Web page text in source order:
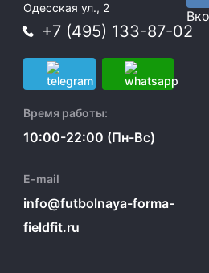
Одесская ул., 2
+7 (495) 133-87-02
Время работы:
10:00-22:00 (Пн-Вс)
E-mail
info@futbolnaya-forma-
fieldfit.ru